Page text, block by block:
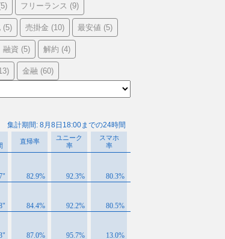
フリーランス (9)
(5) 売掛金 (10) 最安値 (5)
融資 (5) 解約 (4)
金融 (60)